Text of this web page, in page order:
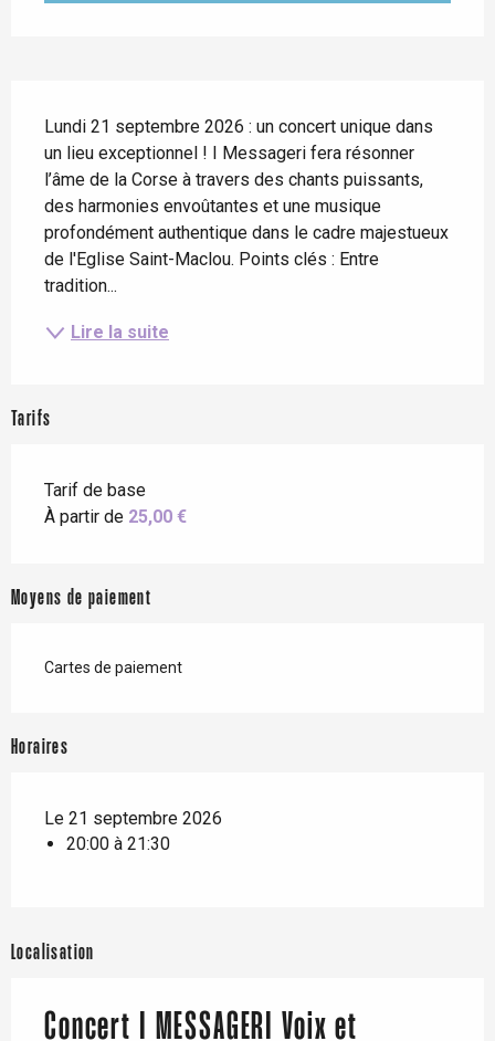
Lundi 21 septembre 2026 : un concert unique dans
un lieu exceptionnel ! I Messageri fera résonner
l’âme de la Corse à travers des chants puissants,
des harmonies envoûtantes et une musique
profondément authentique dans le cadre majestueux
de l'Eglise Saint-Maclou. Points clés : Entre
tradition...
Lire la suite
Tarifs
Tarif de base
À partir de 25,00 €
Moyens de paiement
Cartes de paiement
Horaires
Le 21 septembre 2026
20:00 à 21:30
Localisation
Concert I MESSAGERI Voix et